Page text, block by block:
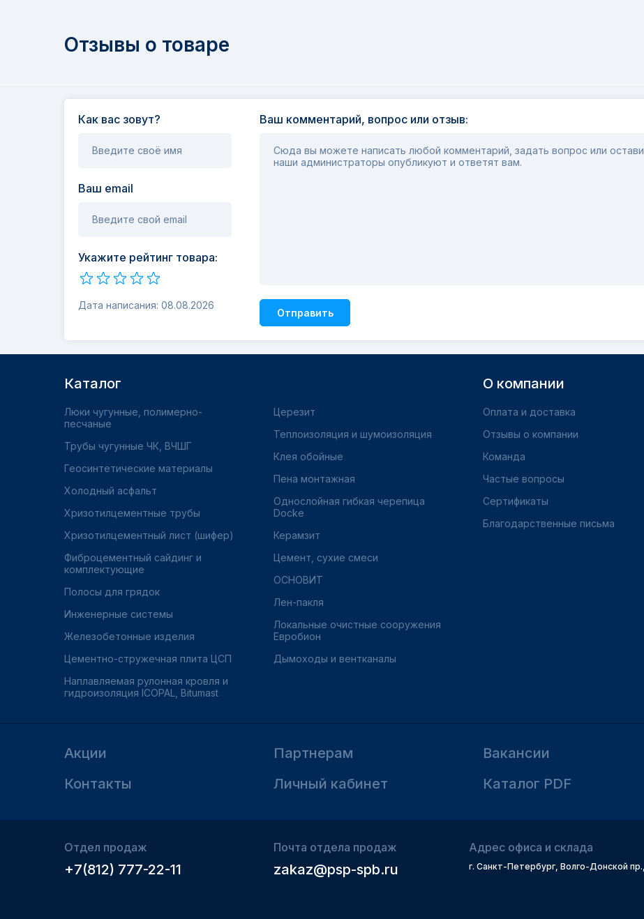
Отзывы о товаре
Как вас зовут?
Введите своё имя
Ваш email
Введите свой email
Укажите рейтинг товара:
Дата написания: 08.08.2026
Ваш комментарий, вопрос или отзыв:
Сюда вы можете написать любой комментарий, задать вопрос или
наши администраторы опубликуют и ответят вам.
Отправить
Каталог
Люки чугунные, полимерно-
песчаные
Трубы чугунные ЧК, ВЧШГ
Геосинтетические материалы
Холодный асфальт
Хризотилцементные трубы
Хризотилцементный лист (шифер)
Фиброцементный сайдинг и
комплектующие
Полосы для грядок
Инженерные системы
Железобетонные изделия
Цементно-стружечная плита ЦСП
Наплавляемая рулонная кровля и
гидроизоляция ICOPAL, Bitumast
Церезит
Теплоизоляция и шумоизоляция
Клея обойные
Пена монтажная
Однослойная гибкая черепица
Docke
Керамзит
Цемент, сухие смеси
ОСНОВИТ
Лен-пакля
Локальные очистные сооружения
Евробион
Дымоходы и вентканалы
О компании
Оплата и доставка
Отзывы о компании
Команда
Частые вопросы
Сертификаты
Благодарственные письма
Акции Партнерам Вакансии
Контакты
Личный кабинет Каталог PDF
Отдел продаж
+7(812) 777-22-11
Почта отдела продаж
zakaz@psp-spb.ru
Адрес офиса и склада
г. Санкт-Петербург, Волго-Донской